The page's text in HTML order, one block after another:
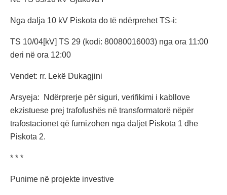
Nga dalja 10 kV Piskota do të ndërprehet TS-i:
TS 10/04[kV] TS 29 (kodi: 80080016003) nga ora 11:00
deri në ora 12:00
Vendet: rr. Lekë Dukagjini
Arsyeja: Ndërprerje për siguri, verifikimi i kabllove
ekzistuese prej trafofushës në transformatorë nëpër
trafostacionet që furnizohen nga daljet Piskota 1 dhe
Piskota 2.
* * *
Punime në projekte investive